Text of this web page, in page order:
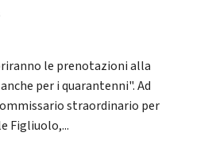
le prenotazioni alla
per i quarantenni". Ad
straordinario per
Figliuolo,...